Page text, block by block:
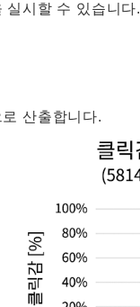
실시할 수 있습니다.
산출합니다.